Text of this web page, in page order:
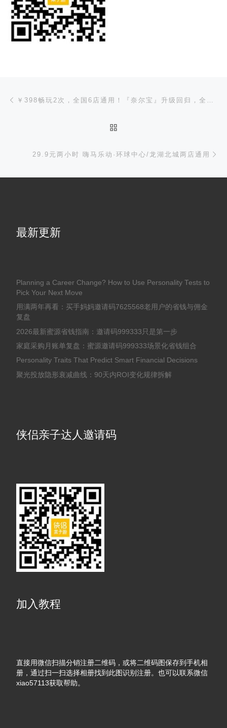
文章导航
29.9元两小时 嗨马乐动·环球中心/龙湖北城两店通用
最新更新
Planning a Career Change? How to Use Personality Tests to
Pick Your Next Move
用满两年再看：买手妈妈邀请码7625568老用户的省钱与佣金
复盘
2026最新蜜源省钱指南：邀请码999333只是第一步
家庭采购月账单复盘：蜜源邀请码999333场景化省钱组合
Personality Traits That Predict Smart Financial Decisions
聚光投放隐形衰减曲线：90天内ROI变化规律拆解
侠侣亲子达人邀请码
加入教程
直接用微信扫描分销注册二维码，或将二维码图保存到手机相
册，通过扫一扫选择相册找到此图识别注册。也可以联系微信
xiao57113获取帮助。